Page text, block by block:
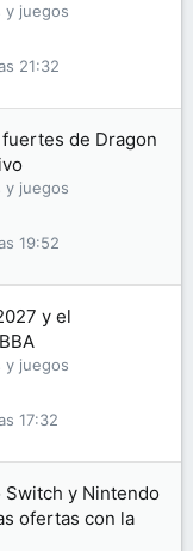
y juegos
21:32
de Dragon
y juegos
19:52
y el
y juegos
17:32
Switch y Nintendo
ofertas con la